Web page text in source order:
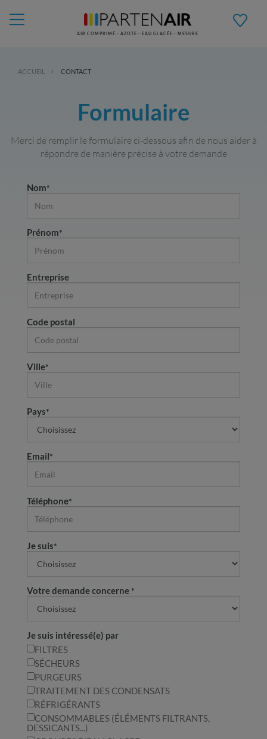
AIR COMPRIMÉ - AZOTE - EAU GLACÉE - MESURE
ACCUEIL CONTACT
Formulaire
Merci de remplir le formulaire ci-dessous afin de nous aider à
répondre de manière précise à votre demande
Nom
Prénom
Entreprise
Code postal
Ville
Pays
Email
Téléphone
Je suis
Votre demande concerne
Je suis intéressé(e) par
FILTRES
SÉCHEURS
PURGEURS
TRAITEMENT DES CONDENSATS
RÉFRIGÉRANTS
CONSOMMABLES (ÉLÉMENTS FILTRANTS,
DESSICANTS...)